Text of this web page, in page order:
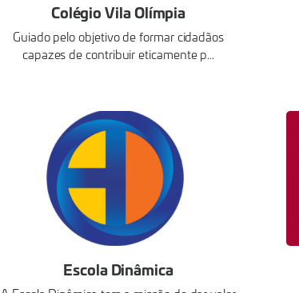
Colégio Vila Olímpia
Guiado pelo objetivo de formar cidadãos
capazes de contribuir eticamente p...
Escola Dinâmica